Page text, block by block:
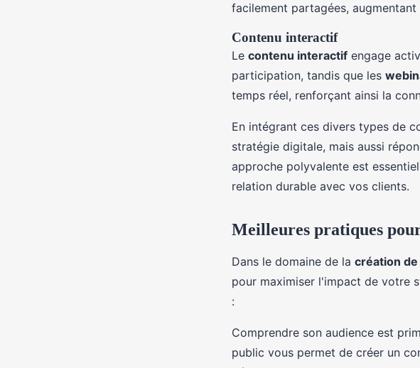
facilement partagées,
Contenu interactif
Le contenu interactif engage
participation, tandis que les
temps réel, renforçant ainsi la
En intégrant ces divers types de
stratégie digitale, mais aussi
approche polyvalente est
relation durable avec vos clients.
Meilleures pratiques
Dans le domaine de la création
pour maximiser l'impact de votre
:
Comprendre son audience est
public vous permet de créer un